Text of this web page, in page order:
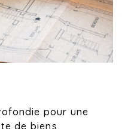
pour une
de biens